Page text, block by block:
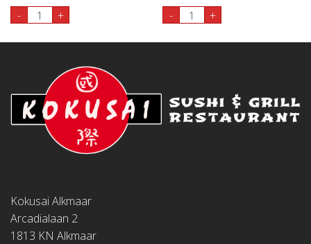
- 75. Foe Yong Hai aantal
+ - 82. Tausi Beef aantal
+
Kokusai Alkmaar
Arcadialaan 2
1813 KN Alkmaar